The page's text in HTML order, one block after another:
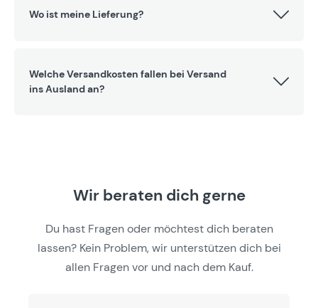
Wo ist meine Lieferung?
Welche Versandkosten fallen bei Versand
ins Ausland an?
Wir beraten dich gerne
Du hast Fragen oder möchtest dich beraten
lassen? Kein Problem, wir unterstützen dich bei
allen Fragen vor und nach dem Kauf.